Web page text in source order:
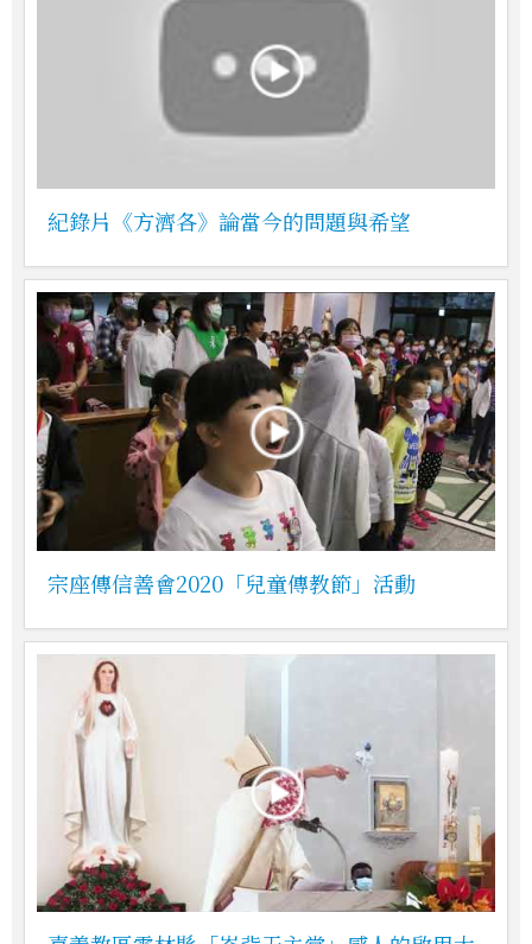
紀錄片《方濟各》論當今的問題與希望
宗座傳信善會2020「兒童傳教節」活動